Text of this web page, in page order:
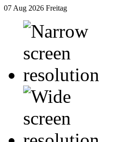
07 Aug 2026 Freitag